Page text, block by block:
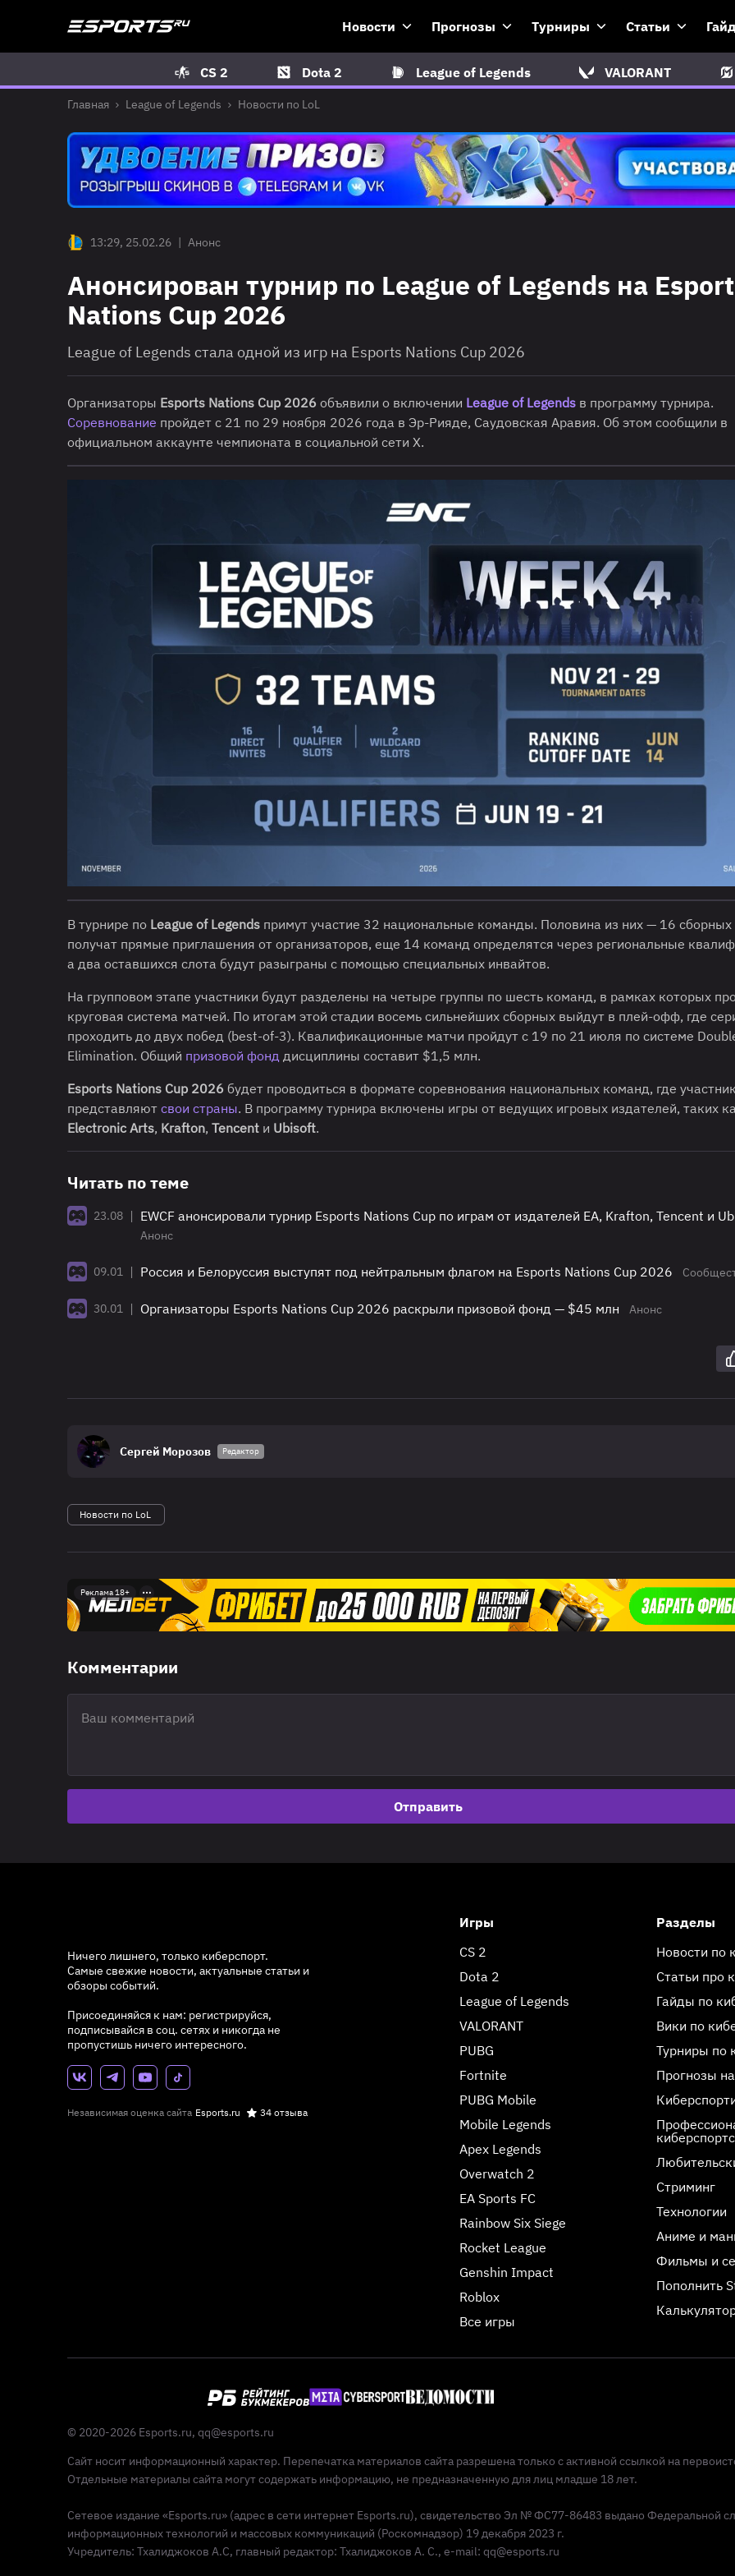
Новости Прогнозы Турниры Статьи
CS 2 Dota 2 League of Legends VALORANT
Главная League of Legends Новости по LoL
13:29, 25.02.26 | Анонс
Анонсирован турнир по League of Legends на
Nations Cup 2026
League of Legends стала одной из игр на Esports Nations Cup 2026
Организаторы Esports Nations Cup 2026 объявили о включении League of Legends в программу турнира.
Соревнование пройдет с 21 по 29 ноября 2026 года в Эр-Рияде, Саудовская Аравия. Об этом сообщили в
официальном аккаунте чемпионата в социальной сети X.
В турнире по League of Legends примут участие 32 национальные команды. Половина из них — 16
получат прямые приглашения от организаторов, еще 14 команд определятся через региональные
а два оставшихся слота будут разыграны с помощью специальных инвайтов.
На групповом этапе участники будут разделены на четыре группы по шесть команд, в рамках которых
круговая система матчей. По итогам этой стадии восемь сильнейших сборных выйдут в плей-офф, где
проходить до двух побед (best-of-3). Квалификационные матчи пройдут с 19 по 21 июля по системе
Elimination. Общий призовой фонд дисциплины составит $1,5 млн.
Esports Nations Cup 2026 будет проводиться в формате соревнования национальных команд, где
представляют свои страны. В программу турнира включены игры от ведущих игровых издателей, таких
Electronic Arts, Krafton, Tencent и Ubisoft.
Читать по теме
23.08 | EWCF анонсировали турнир Esports Nations Cup по играм от издателей EA, Krafton, Tencent и
Анонс
09.01 | Россия и Белоруссия выступят под нейтральным флагом на Esports Nations Cup 2026
30.01 | Организаторы Esports Nations Cup 2026 раскрыли призовой фонд — $45 млн Анонс
Сергей Морозов Редактор
Новости по LoL
Реклама 18+
Комментарии
Отправить
Ничего лишнего, только киберспорт.
Самые свежие новости, актуальные статьи и
обзоры событий.
Присоединяйся к нам: регистрируйся,
подписывайся в соц. сетях и никогда не
пропустишь ничего интересного.
Независимая оценка сайта Esports.ru 34 отзыва
Игры
CS 2
Dota 2
League of Legends
VALORANT
PUBG
Fortnite
PUBG Mobile
Mobile Legends
Apex Legends
Overwatch 2
EA Sports FC
Rainbow Six Siege
Rocket League
Genshin Impact
Roblox
Все игры
Разделы
Новости по
Статьи про
Гайды по
Вики по
Турниры по
Прогнозы
Стриминг
Технологии
Аниме и
Фильмы и
Пополнить
© 2020-2026 Esports.ru, qq@esports.ru
Сайт носит информационный характер. Перепечатка материалов сайта разрешена только с активной ссылкой на
Отдельные материалы сайта могут содержать информацию, не предназначенную для лиц младше 18 лет.
Сетевое издание «Esports.ru» (адрес в сети интернет Esports.ru), свидетельство Эл № ФС77-86483 выдано Федеральной
информационных технологий и массовых коммуникаций (Роскомнадзор) 19 декабря 2023 г.
Учредитель: Тхалиджоков А.С, главный редактор: Тхалиджоков А. С., e-mail: qq@esports.ru